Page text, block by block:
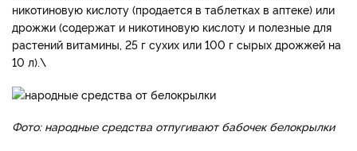
никотиновую кислоту (продается в таблетках в аптеке) или
дрожжи (содержат и никотиновую кислоту и полезные для
растений витамины, 25 г сухих или 100 г сырых дрожжей на
10 л).\
Фото: народные средства отпугивают бабочек белокрылки